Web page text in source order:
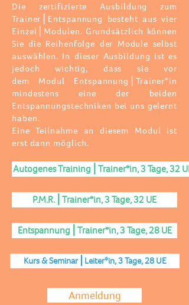
Die zertifizierte Ausbildung zum
Trainer⎪Entspannung besteht aus vier
Einzel⎪Modulen. Grundsätzlich können
Sie die Reihenfolge der Module selbst
auswählen. In dieser Ausbildung ist es
jedoch wichtig, dass sie vor
dem Modul
Entspannung⎪Trainer*in
mindestens eine der beiden
Entspannungstechniken bei uns gelernt
haben.
Eine Teilnahme an diesem Modul ist
erst dann möglich.
Autogenes Training⎪Trainer*in, 3 Tage, 32 UE
P.M.R.⎪Trainer*in, 3 Tage, 32 UE
Entspannung⎪Trainer*in, 3 Tage, 28 UE
Kurs & Seminar⎪Leiter*in, 3 Tage, 28 UE
Anmeldung